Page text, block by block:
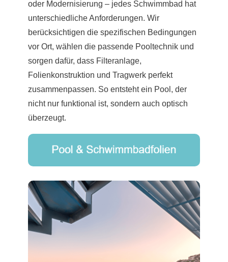
oder Modernisierung – jedes Schwimmbad hat
unterschiedliche Anforderungen. Wir
berücksichtigen die spezifischen Bedingungen
vor Ort, wählen die passende Pooltechnik und
sorgen dafür, dass Filteranlage,
Folienkonstruktion und Tragwerk perfekt
zusammenpassen. So entsteht ein Pool, der
nicht nur funktional ist, sondern auch optisch
überzeugt.